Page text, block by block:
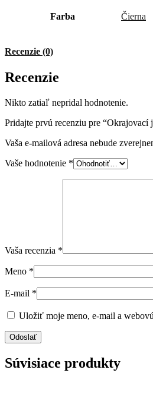
Farba Čierna
Recenzie (0)
Recenzie
Nikto zatiaľ nepridal hodnotenie.
Pridajte prvú recenziu pre “Okrajovací
Vaša e-mailová adresa nebude
Vaše hodnotenie *
Vaša recenzia *
Meno *
E-mail *
Uložiť moje meno, e-mail a
Súvisiace produkty